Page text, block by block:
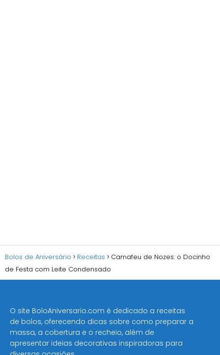
Bolos de Aniversário Receitas
Camafeu de Nozes: o Docinho
de Festa com Leite Condensado
O site BoloAniversario.com é dedicado a receitas
de bolos, oferecendo dicas sobre como preparar a
massa, a cobertura e o recheio, além de
apresentar ideias decorativas inspiradoras para